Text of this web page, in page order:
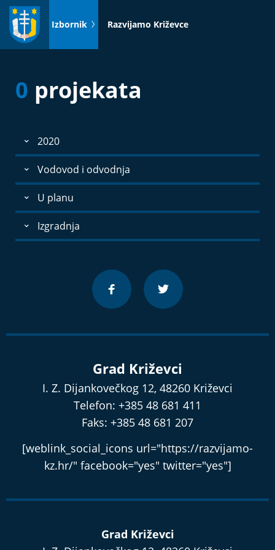
Idi
sadržaj
Izbornik Razvijamo Križevce
0 projekata
2020
Vodovod i odvodnja
U planu
Izgradnja
Grad Križevci
I. Z. Dijankovečkog 12, 48260 Križevci
Telefon: +385 48 681 411
Faks: +385 48 681 207
[weblink_social_icons url="https://razvijamo-
kz.hr/" facebook="yes" twitter="yes"]
Grad Križevci